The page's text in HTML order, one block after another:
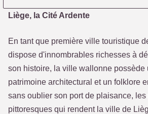
Liège, la Cité Ardente
En tant que première ville touristique
dispose d'innombrables richesses à
son histoire, la ville wallonne possède
patrimoine architectural et un folklore
sans oublier son port de plaisance,
pittoresques qui rendent la ville de